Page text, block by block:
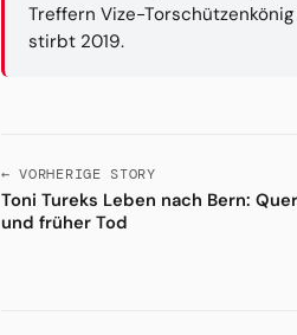
Treffern Vize-
stirbt 2019.
← VORHERIGE STORY
Toni Tureks Leben nach Bern:
und früher Tod